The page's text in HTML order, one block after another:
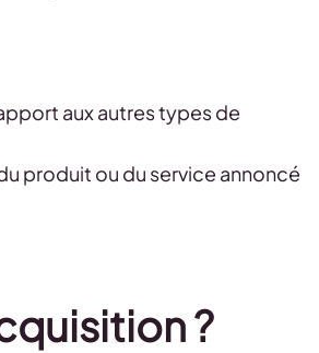
aux autres types de
produit ou du service annoncé
?